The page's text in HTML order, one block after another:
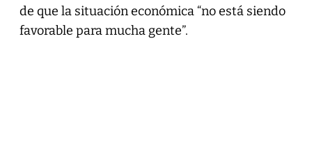
de que la situación económica “no está siendo
favorable para mucha gente”.